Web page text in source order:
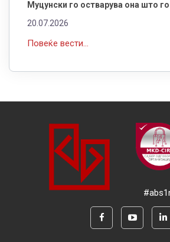
Муцунски го остварува она што го
20.07.2026
Повеќе вести...